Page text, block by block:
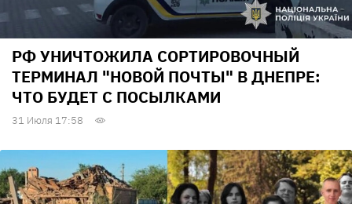
РФ УНИЧТОЖИЛА СОРТИРОВОЧНЫЙ
ТЕРМИНАЛ "НОВОЙ ПОЧТЫ" В ДНЕПРЕ:
ЧТО БУДЕТ С ПОСЫЛКАМИ
31 Июля 17:58